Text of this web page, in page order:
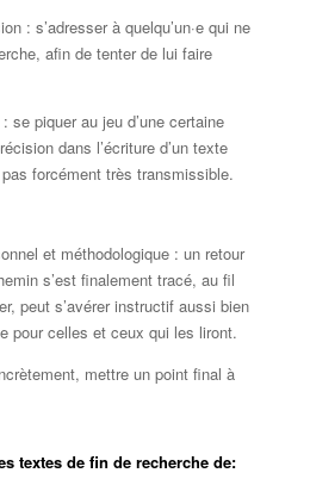
: s’adresser à quelqu’un·e qui ne
afin de tenter de lui faire
se piquer au jeu d’une certaine
dans l’écriture d’un texte
forcément très transmissible.
et méthodologique : un retour
s’est finalement tracé, au fil
peut s’avérer instructif aussi bien
pour celles et ceux qui les liront.
mettre un point final à
textes de fin de recherche de: